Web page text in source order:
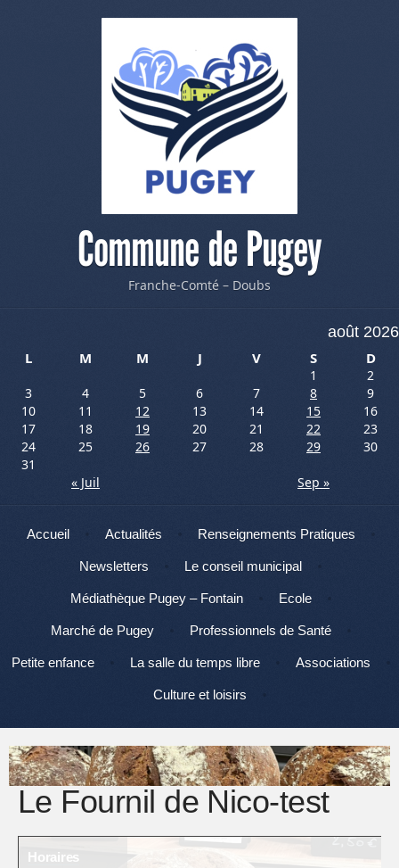
Commune de Pugey
Franche-Comté – Doubs
août 2026
L
M M J V S D
1
2
3
4 5 6 7 8
9
10
11 12 13 14 15
16
17
18 19 20 21 22
23
24
25 26 27 28 29
30
31
« Juil
Sep »
Menu
Aller au contenu
Accueil Actualités Renseignements Pratiques
Newsletters Le conseil municipal
Médiathèque Pugey – Fontain Ecole
Marché de Pugey Professionnels de Santé
Petite enfance La salle du temps libre Associations
Culture et loisirs
Le Fournil de Nico-test
Horaires